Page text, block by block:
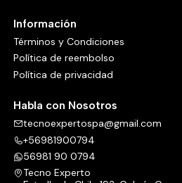
Información
Términos y Condiciones
Política de reembolso
Política de privacidad
Habla con Nosotros
tecnoexpertospa@gmail.com
+56981900794
56981 90 0794
Tecno Experto